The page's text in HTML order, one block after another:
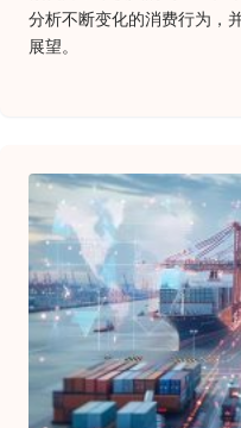
分析不断变化的消费行为，
展望。